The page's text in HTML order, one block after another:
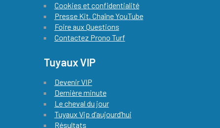
Cookies et confidentialité
Presse Kit. Chaîne YouTube
Foire aux Questions
Contactez Prono Turf
Tuyaux VIP
Devenir VIP
Dernière minute
Le cheval du jour
Tuyaux Vip d’aujourd’hui
Résultats